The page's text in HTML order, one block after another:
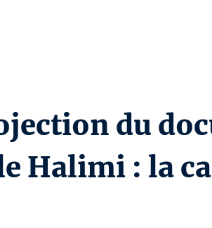
du
Halimi : la